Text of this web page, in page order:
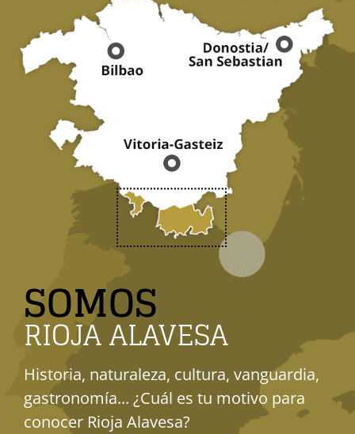
SOMOS
RIOJA ALAVESA
Historia, naturaleza, cultura, vanguardia,
gastronomía... ¿Cuál es tu motivo para
conocer Rioja Alavesa?